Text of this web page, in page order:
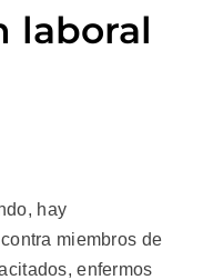
laboral
hay
miembros de
enfermos